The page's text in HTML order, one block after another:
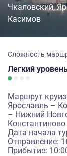
Чкаловский
Касимов
Сложность
Легкий
Маршрут
Ярославль –
– Нижний
Дата начала
Отправление:
Прибытие: